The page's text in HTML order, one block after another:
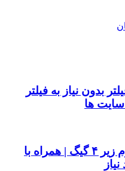
بدون نیاز به فیلتر
ها
۱۰ بازی پیشنهادی برای رم زیر ۴ گیگ | همراه با